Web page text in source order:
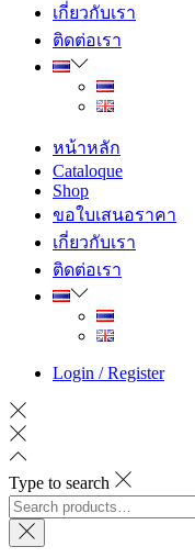
เกี่ยวกับเรา
ติดต่อเรา
หน้าหลัก
Cataloque
Shop
ขอใบเสนอราคา
เกี่ยวกับเรา
ติดต่อเรา
Login / Register
Type to search
Search
for:>